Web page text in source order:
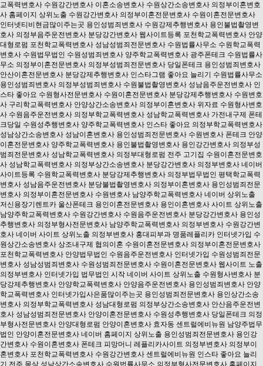
교폭력변호사 수원강간변호사 이혼소송변호사 수원상간소송변호사 의정부이혼변호
사 홈페이지 상위노출 수원강간변호사 의정부이혼전문변호사 수원이혼전문변호사
인터넷티비현금많이주는곳 용인성범죄변호사 수원강제추행변호사 용인불법촬영변
호사 의정부음주운전변호사 분당강간변호사 웹사이트등록 포천학교폭력변호사 안양
대형로펌 포천학교폭력변호사 성남성범죄전문변호사 수원법률사무소 수원학교폭력
변호사 수원법무법인 수원성범죄변호사 양주학교폭력변호사 광주폰테크 수원법률사
무소 의정부이혼전문변호사 의정부성범죄전문변호사 당일폰테크 용인성범죄변호사
안산이혼전문변호사 분당강제추행변호사 인스타그램 좋아요 늘리기
수원법률사무소
용인성범죄변호사 의정부성범죄변호사 수원불법촬영변호사 성남음주운전변호사 인
스타 좋아요 수원형사전문변호사 수원이혼전문변호사 분당강제추행변호사 수원변호
사 구리학교폭력변호사 안양상간소송변호사 의정부이혼변호사 위자료 수원형사변호
사 수원음주운전변호사 의정부학교폭력변호사 성남학교폭력변호사 가전내구제 폰테
크당일 수원성추행변호사 양주학교폭력변호사 인스타 좋아요 의정부학교폭력변호사
성남상간소송변호사 성남이혼변호사 용인성범죄전문변호사 수원변호사 폰테크 안양
이혼전문변호사 양주학교폭력변호사 용인불법촬영변호사 용인강간변호사 의정부성
범죄전문변호사 성남학교폭력변호사 의정부대형로펌 전주 고기집 수원이혼전문변호
사 성남학교폭력변호사 의정부상간소송변호사 분당강간변호사 의정부변호사 네이버
사이트등록 수원학교폭력변호사 분당강제추행변호사 의정부법무법인 평택학교폭력
변호사 성남음주운전변호사 분당불법촬영변호사 의정부이혼변호사 용인성범죄전문
변호사 의정부이혼전문변호사 수원변호사 남양주학교폭력변호사 네이버 상위노출
저신용장기렌트카 울산폰테크 용인이혼전문변호사 용인이혼변호사 사이트 상위노출
남양주학교폭력변호사 수원강간변호사 수원음주운전변호사 분당강간변호사 용인성
추행변호사 의정부형사전문변호사 남양주학교폭력변호사 의정부변호사 수원강간변
호사 네이버 사이트 상위노출 의정부변호사 홍대피부과 명품레플리카 인터넷가입 수
원상간소송변호사 상조내구제 협의이혼 수원이혼전문변호사 의정부이혼전문변호사
포천학교폭력변호사 안양법무법인 수원음주운전변호사 인터넷가입 수원성범죄전문
변호사 성남성범죄변호사 수원성범죄전문변호사 수원이혼전문변호사 웹사이트 노출
의정부변호사 인터넷가입 법무법인 시작 네이버 사이트 상위노출 수원형사변호사 분
당강제추행변호사 안양학교폭력변호사 안양음주운전변호사 용인성범죄변호사 안양
학교폭력변호사 인터넷가입사은품많이주는곳 용인성범죄전문변호사 용인상간소송
변호사 의정부학교폭력변호사 성남대형로펌 의정부상간소송변호사 안산음주운전변
호사 성남성범죄전문변호사 안양이혼전문변호사 수원성추행변호사 당일폰테크 의정
부형사전문변호사 안양대형로펌 안양이혼변호사 효자동 센트럴에비뉴원 남양주법무
법인 안양이혼전문변호사 네이버 홈페이지 상위노출 용인성범죄전문변호사 용인강
간변호사 수원이혼변호사 폰테크 피망머니 레플리카사이트 의정부변호사 의정부이
혼변호사 포천학교폭력변호사 수원강간변호사 센트럴에비뉴원 인스타 좋아요 늘리
기
전주 목살 성남상간소송변호사 수원법률사무소 의정부형사전문변호사 홈페이지